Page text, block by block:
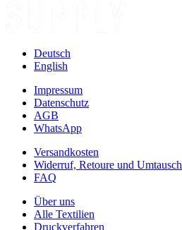
Deutsch
English
Impressum
Datenschutz
AGB
WhatsApp
Versandkosten
Widerruf, Retoure und Umtausch
FAQ
Über uns
Alle Textilien
Druckverfahren